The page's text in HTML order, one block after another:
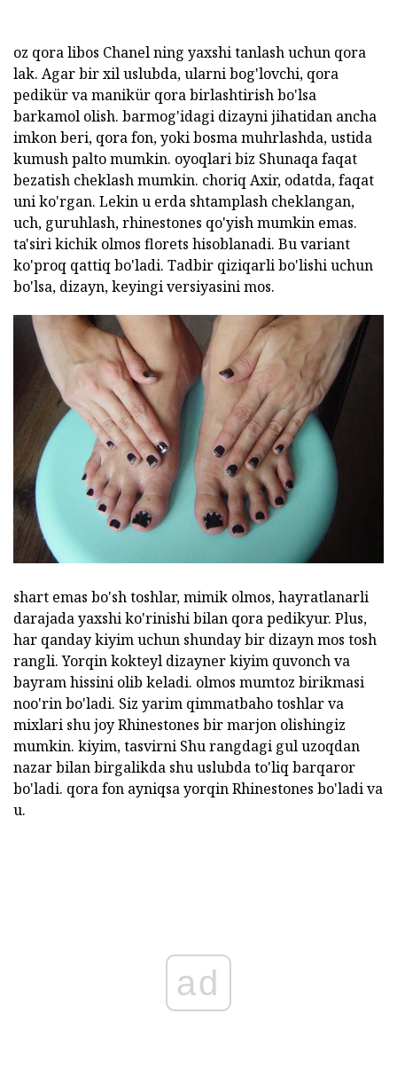
oz qora libos Chanel ning yaxshi tanlash uchun qora
lak. Agar bir xil uslubda, ularni bog'lovchi, qora
pedikür va manikür qora birlashtirish bo'lsa
barkamol olish. barmog'idagi dizayni jihatidan ancha
imkon beri, qora fon, yoki bosma muhrlashda, ustida
kumush palto mumkin. oyoqlari biz Shunaqa faqat
bezatish cheklash mumkin. choriq Axir, odatda, faqat
uni ko'rgan. Lekin u erda shtamplash cheklangan,
uch, guruhlash, rhinestones qo'yish mumkin emas.
ta'siri kichik olmos florets hisoblanadi. Bu variant
ko'proq qattiq bo'ladi. Tadbir qiziqarli bo'lishi uchun
bo'lsa, dizayn, keyingi versiyasini mos.
shart emas bo'sh toshlar, mimik olmos, hayratlanarli
darajada yaxshi ko'rinishi bilan qora pedikyur. Plus,
har qanday kiyim uchun shunday bir dizayn mos tosh
rangli. Yorqin kokteyl dizayner kiyim quvonch va
bayram hissini olib keladi. olmos mumtoz birikmasi
noo'rin bo'ladi. Siz yarim qimmatbaho toshlar va
mixlari shu joy Rhinestones bir marjon olishingiz
mumkin. kiyim, tasvirni Shu rangdagi gul uzoqdan
nazar bilan birgalikda shu uslubda to'liq barqaror
bo'ladi. qora fon ayniqsa yorqin Rhinestones bo'ladi va
u.
ad